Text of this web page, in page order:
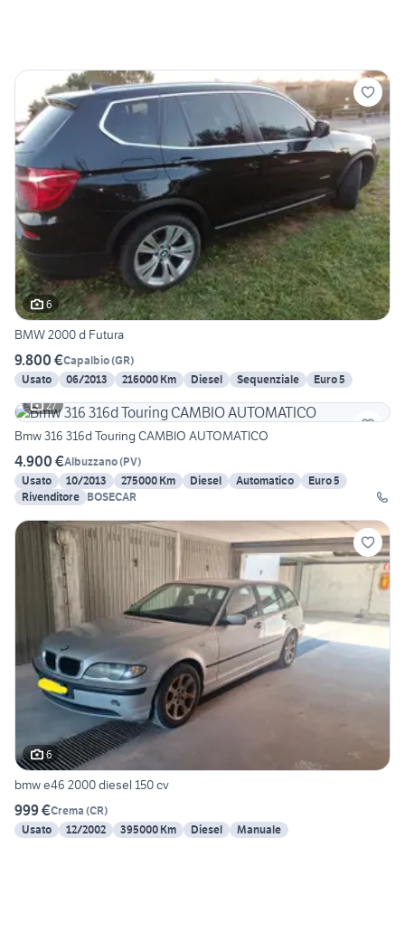
6
BMW 2000 d Futura
9.800 €Capalbio(GR)
Usato
06/2013 216000 Km Diesel Sequenziale
Euro 5
27
Bmw 316 316d Touring CAMBIO AUTOMATICO
4.900 €Albuzzano(PV)
Usato
10/2013 275000 Km Diesel Automatico
Euro 5
Rivenditore BOSECAR
6
bmw e46 2000 diesel 150 cv
999 €Crema (CR)
Usato
12/2002 395000 Km Diesel Manuale